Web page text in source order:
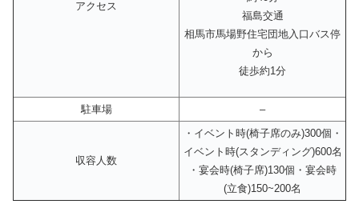
アクセス
福島交通
相馬市馬場野住宅団地入口バス停
から
徒歩約1分
駐車場 –
収容人数
・イベント時(椅子席のみ)300個・
イベント時(スタンディング)600名
・宴会時(椅子席)130個・宴会時
(立食)150~200名